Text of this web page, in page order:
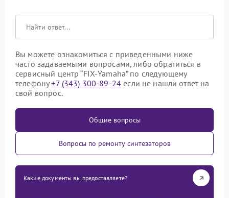
Вы можете ознакомиться с приведенными ниже
часто задаваемыми вопросами, либо обратиться в
сервисный центр “FIX-Yamaha” по следующему
телефону+7 (343) 300-89-24 если не нашли ответ на
свой вопрос.
Общие вопросы
Вопросы по ремонту синтезаторов
Какие документы вы предоставляете?